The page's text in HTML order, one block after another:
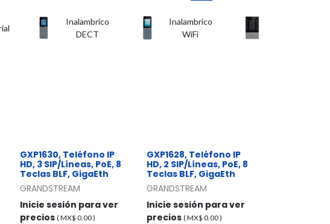
Inalambrico
DECT
Inalambrico
WiFi
GXP1630, Teléfono IP
HD, 3 SIP/Líneas, PoE, 8
Teclas BLF, GigaEth
GRANDSTREAM
Inicie sesión para ver
precios ( MX$ 0.00)
GXP1628, Teléfono IP
HD, 2 SIP/Líneas, PoE, 8
Teclas BLF, GigaEth
GRANDSTREAM
Inicie sesión para ver
precios ( MX$ 0.00)